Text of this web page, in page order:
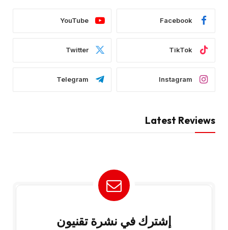
Facebook
YouTube
TikTok
Twitter
Instagram
Telegram
Latest Reviews
إشترك في نشرة تقنيون